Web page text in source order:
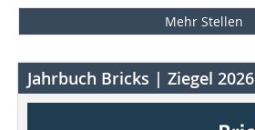
Mehr Stellen
Jahrbuch Bricks | Ziegel 2026